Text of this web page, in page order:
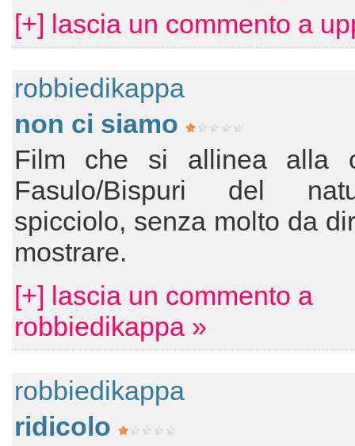
[+] lascia un commento a
robbiedikappa
non ci siamo
Film che si allinea alla
Fasulo/Bispuri del
spicciolo, senza molto da
mostrare.
[+] lascia un commento a
robbiedikappa »
robbiedikappa
ridicolo